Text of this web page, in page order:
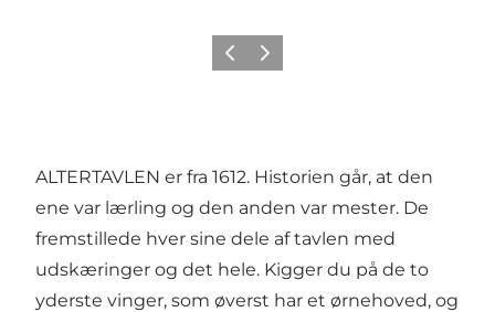
Forrige billede
Næste billede
ALTERTAVLEN er fra 1612. Historien går, at den
ene var lærling og den anden var mester. De
fremstillede hver sine dele af tavlen med
udskæringer og det hele. Kigger du på de to
yderste vinger, som øverst har et ørnehoved, og